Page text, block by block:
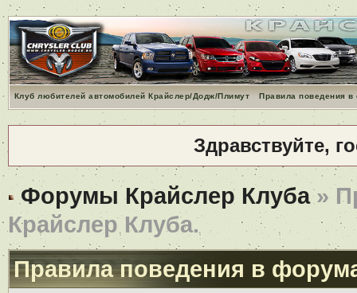
Клуб любителей автомобилей Крайслер/Додж/Плимут Правила поведения
Здравствуйте,
Форумы Крайслер Клуба»
Крайслер Клуба.
Правила поведения в